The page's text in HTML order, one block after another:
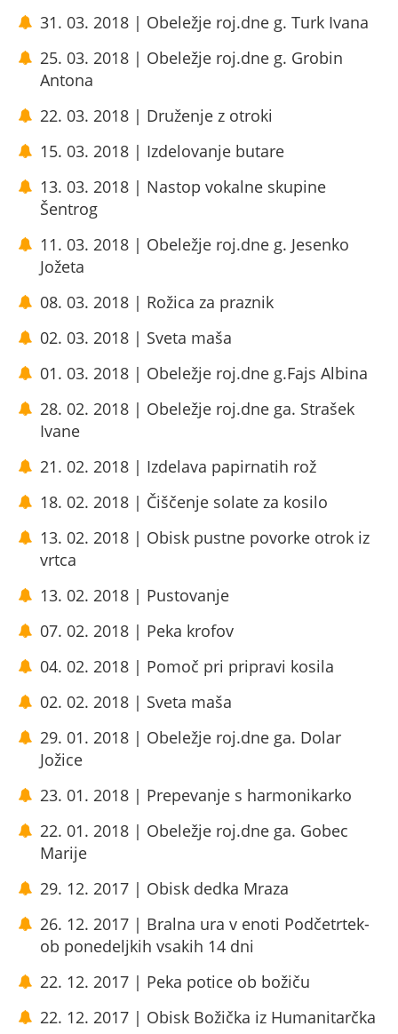
31. 03. 2018 | Obeležje roj.dne g. Turk Ivana
25. 03. 2018 | Obeležje roj.dne g. Grobin
Antona
22. 03. 2018 | Druženje z otroki
15. 03. 2018 | Izdelovanje butare
13. 03. 2018 | Nastop vokalne skupine
Šentrog
11. 03. 2018 | Obeležje roj.dne g. Jesenko
Jožeta
08. 03. 2018 | Rožica za praznik
02. 03. 2018 | Sveta maša
01. 03. 2018 | Obeležje roj.dne g.Fajs Albina
28. 02. 2018 | Obeležje roj.dne ga. Strašek
Ivane
21. 02. 2018 | Izdelava papirnatih rož
18. 02. 2018 | Čiščenje solate za kosilo
13. 02. 2018 | Obisk pustne povorke otrok iz
vrtca
13. 02. 2018 | Pustovanje
07. 02. 2018 | Peka krofov
04. 02. 2018 | Pomoč pri pripravi kosila
02. 02. 2018 | Sveta maša
29. 01. 2018 | Obeležje roj.dne ga. Dolar
Jožice
23. 01. 2018 | Prepevanje s harmonikarko
22. 01. 2018 | Obeležje roj.dne ga. Gobec
Marije
29. 12. 2017 | Obisk dedka Mraza
26. 12. 2017 | Bralna ura v enoti Podčetrtek-
ob ponedeljkih vsakih 14 dni
22. 12. 2017 | Peka potice ob božiču
22. 12. 2017 | Obisk Božička iz Humanitarčka